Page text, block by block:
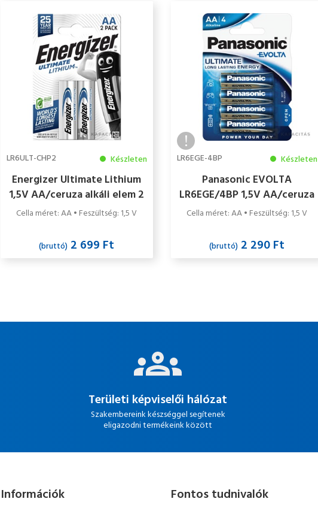
LR6ULT-CHP2 Készleten
Energizer Ultimate Lithium
1,5V AA/ceruza alkáli elem 2
db/csomag
Cella méret: AA • Feszültség: 1,5 V
(bruttó) 2 699 Ft
LR6EGE-4BP Készleten
Panasonic EVOLTA
LR6EGE/4BP 1,5V AA/ceruza
szupertartós alkáli elem 4
Cella méret: AA • Feszültség: 1,5 V
(bruttó) 2 290 Ft
Területi képviselői hálózat
Szakembereink készséggel segítenek
eligazodni termékeink között
Információk Fontos tudnivalók